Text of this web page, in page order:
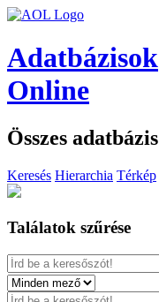
Adatbázisok
Online
Összes adatbázis
Keresés Hierarchia Térkép
Találatok szűrése